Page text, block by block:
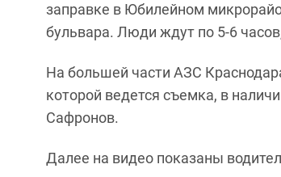
заправке в Юбилейном
бульвара. Люди ждут по 5-6
На большей части АЗС
которой ведется съемка, в
Сафронов.
Далее на видео показаны